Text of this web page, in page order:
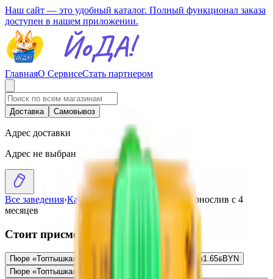
Наш сайт — это удобный каталог. Полный функционал заказа
доступен в нашем приложении.
ГлавнаяО СервисеСтать партнером
Доставка Самовывоз
Адрес доставки
Адрес не выбран
Все заведения›Каталог
Пюре «Топтышка» чернослив с 4
месяцев
Стоит присмотреться
Пюре «Топтышка» яблоко-банан-сливки с 6 месяцев1.65BYNBYN
Пюре «Топтышка» морковь с 4 месяцев
BYN